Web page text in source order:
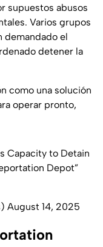
supuestos abusos
Varios grupos
demandado el
detener la
como una solución
operar pronto,
Capacity to Detain
Depot”
August 14, 2025